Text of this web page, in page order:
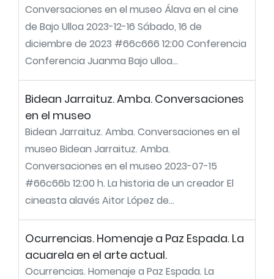
Conversaciones en el museo Álava en el cine
de Bajo Ulloa 2023-12-16 Sábado, 16 de
diciembre de 2023 #66c666 12:00 Conferencia
Conferencia Juanma Bajo ulloa...
Bidean Jarraituz. Amba. Conversaciones
en el museo
Bidean Jarraituz. Amba. Conversaciones en el
museo Bidean Jarraituz. Amba.
Conversaciones en el museo 2023-07-15
#66c66b 12:00 h. La historia de un creador El
cineasta alavés Aitor López de...
Ocurrencias. Homenaje a Paz Espada. La
acuarela en el arte actual.
Ocurrencias. Homenaje a Paz Espada. La